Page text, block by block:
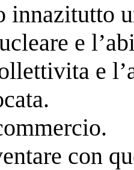
innazitutto
e
e
con